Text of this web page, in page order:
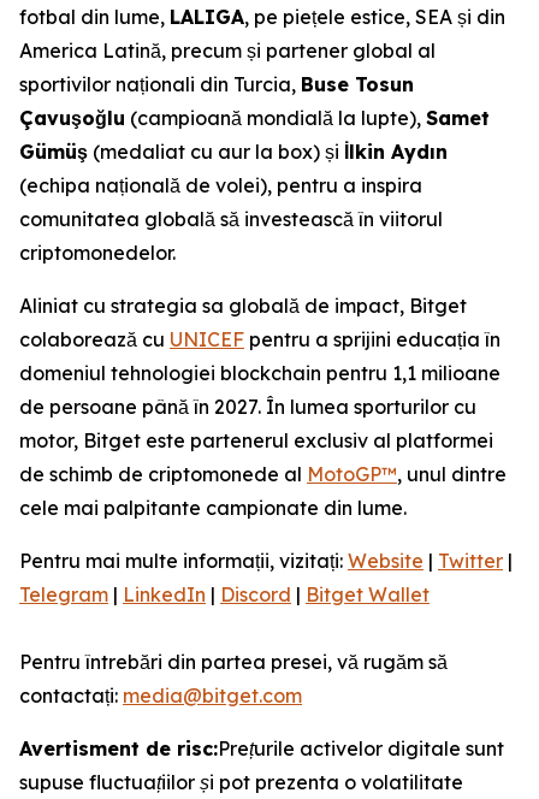
fotbal din lume, LALIGA, pe piețele estice, SEA și din
America Latină, precum și partener global al
sportivilor naționali din Turcia, Buse Tosun
Çavuşoğlu (campioană mondială la lupte), Samet
Gümüş (medaliat cu aur la box) și İlkin Aydın
(echipa națională de volei), pentru a inspira
comunitatea globală să investească în viitorul
criptomonedelor.
Aliniat cu strategia sa globală de impact, Bitget
colaborează cu UNICEF pentru a sprijini educația în
domeniul tehnologiei blockchain pentru 1,1 milioane
de persoane până în 2027. În lumea sporturilor cu
motor, Bitget este partenerul exclusiv al platformei
de schimb de criptomonede al MotoGP™, unul dintre
cele mai palpitante campionate din lume.
Pentru mai multe informații, vizitați: Website | Twitter |
Telegram | LinkedIn | Discord | Bitget Wallet
Pentru întrebări din partea presei, vă rugăm să
contactați: media@bitget.com
Avertisment de risc:Prețurile activelor digitale sunt
supuse fluctuațiilor și pot prezenta o volatilitate